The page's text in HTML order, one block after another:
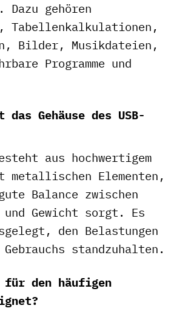
gehören
Tabellenkalkulationen,
Bilder, Musikdateien,
Programme und
Gehäuse des USB-
aus hochwertigem
Elementen,
Balance zwischen
Gewicht sorgt. Es
den Belastungen
standzuhalten.
den häufigen